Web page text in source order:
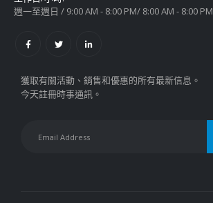
週一至週日 / 9:00 AM - 8:00 PM/ 8:00 AM - 8:00 PM
獲取有關活動、銷售和優惠的所有最新信息。
今天註冊時事通訊。